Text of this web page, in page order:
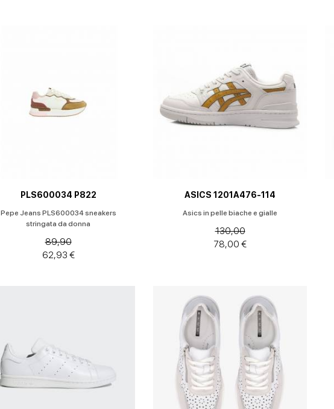
PLS600034 P822
Pepe Jeans PLS600034 sneakers
stringata da donna
89,90
62,93 €
ASICS 1201A476-114
Asics in pelle biache e gialle
130,00
78,00 €